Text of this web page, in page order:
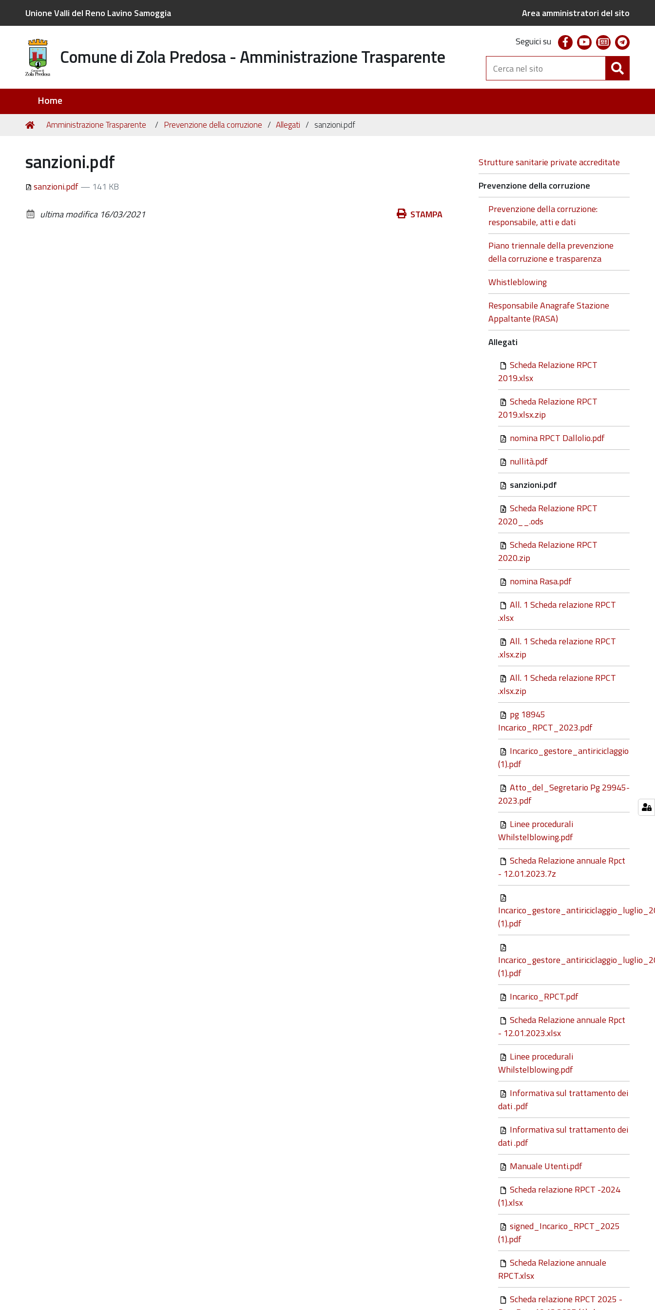
Unione Valli del Reno Lavino Samoggia Area amministratori del sito
Comune di Zola Predosa - Amministrazione Trasparente
Seguici su facebookyoutubenewsletter
Cerca
nel
sito
Home
Tu
Home
Amministrazione Trasparente Prevenzione della corruzione Allegati sanzioni.pdf
sanzioni.pdf
sanzioni.pdf— 141 KB
Azioni STAMPA
ultima modifica 16/03/2021
Navigazione
Strutture sanitarie private accreditate
Prevenzione della corruzione
Prevenzione della corruzione:
responsabile, atti e dati
Piano triennale della prevenzione
della corruzione e trasparenza
Whistleblowing
Responsabile Anagrafe Stazione
Appaltante (RASA)
Allegati
Scheda Relazione RPCT
2019.xlsx
Scheda Relazione RPCT
2019.xlsx.zip
nomina RPCT Dallolio.pdf
nullità.pdf
sanzioni.pdf
Scheda Relazione RPCT
2020__.ods
Scheda Relazione RPCT
2020.zip
nomina Rasa.pdf
All. 1 Scheda relazione RPCT
.xlsx
All. 1 Scheda relazione RPCT
.xlsx.zip
All. 1 Scheda relazione RPCT
.xlsx.zip
pg 18945
Incarico_RPCT_2023.pdf
Incarico_gestore_antiriciclaggio
(1).pdf
Atto_del_Segretario Pg 29945-
2023.pdf
Linee procedurali
Whilstelblowing.pdf
Scheda Relazione annuale Rpct
- 12.01.2023.7z
(1).pdf
(1).pdf
Incarico_RPCT.pdf
Scheda Relazione annuale Rpct
- 12.01.2023.xlsx
Linee procedurali
Whilstelblowing.pdf
Informativa sul trattamento dei
dati .pdf
Informativa sul trattamento dei
dati .pdf
Manuale Utenti.pdf
Scheda relazione RPCT -2024
(1).xlsx
signed_Incarico_RPCT_2025
(1).pdf
Scheda Relazione annuale
RPCT.xlsx
Scheda relazione RPCT 2025 -